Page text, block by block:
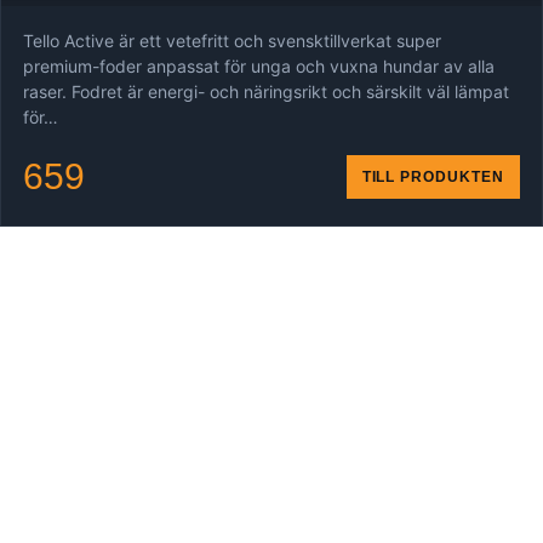
Tello Active är ett vetefritt och svensktillverkat super
premium-foder anpassat för unga och vuxna hundar av alla
raser. Fodret är energi- och näringsrikt och särskilt väl lämpat
för…
659 TILL PRODUKTEN